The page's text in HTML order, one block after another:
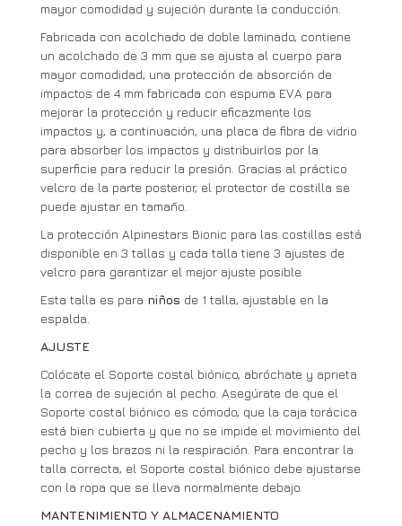
mayor comodidad y sujeción durante la conducción.
Fabricada con acolchado de doble laminado, contiene
un acolchado de 3 mm que se ajusta al cuerpo para
mayor comodidad, una protección de absorción de
impactos de 4 mm fabricada con espuma EVA para
mejorar la protección y reducir eficazmente los
impactos y, a continuación, una placa de fibra de vidrio
para absorber los impactos y distribuirlos por la
superficie para reducir la presión. Gracias al práctico
velcro de la parte posterior, el protector de costilla se
puede ajustar en tamaño.
La protección Alpinestars Bionic para las costillas está
disponible en 3 tallas y cada talla tiene 3 ajustes de
velcro para garantizar el mejor ajuste posible.
Esta talla es para niños de 1 talla, ajustable en la
espalda.
AJUSTE
Colócate el Soporte costal biónico, abróchate y aprieta
la correa de sujeción al pecho. Asegúrate de que el
Soporte costal biónico es cómodo, que la caja torácica
está bien cubierta y que no se impide el movimiento del
pecho y los brazos ni la respiración. Para encontrar la
talla correcta, el Soporte costal biónico debe ajustarse
con la ropa que se lleva normalmente debajo.
MANTENIMIENTO Y ALMACENAMIENTO